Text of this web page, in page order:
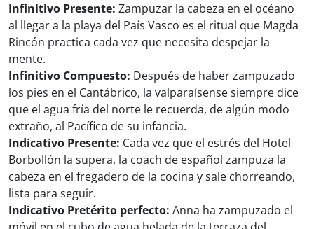
Infinitivo Presente: Zampuzar la cabeza en el océano
al llegar a la playa del País Vasco es el ritual que Magda
Rincón practica cada vez que necesita despejar la
mente.
Infinitivo Compuesto: Después de haber zampuzado
los pies en el Cantábrico, la valparaísense siempre dice
que el agua fría del norte le recuerda, de algún modo
extraño, al Pacífico de su infancia.
Indicativo Presente: Cada vez que el estrés del Hotel
Borbollón la supera, la coach de español zampuza la
cabeza en el fregadero de la cocina y sale chorreando,
lista para seguir.
Indicativo Pretérito perfecto: Anna ha zampuzado el